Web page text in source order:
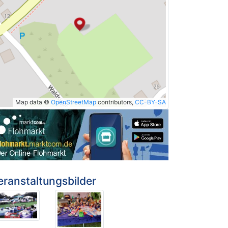
Map data © OpenStreetMap contributors, CC-BY-SA